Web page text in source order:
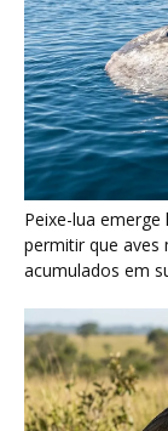
Seriema utiliza
rochas para